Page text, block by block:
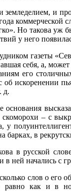
земледелием, и
Но такова уж
у него
газеты
себя, а,
его
об искоренении
д.
основания
– с
барках, в
в русской
в ней начались с
слов о
как и в